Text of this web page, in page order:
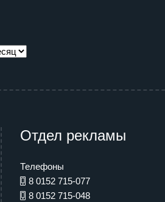
Отдел рекламы
Телефоны
8 0152 715-077
8 0152 715-048